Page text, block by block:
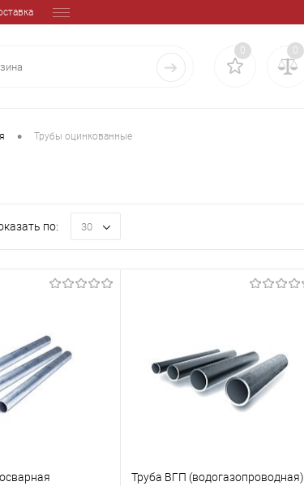
0 0
• Трубы оцинкованные
по: 30
Труба ВГП (водогазопроводная)